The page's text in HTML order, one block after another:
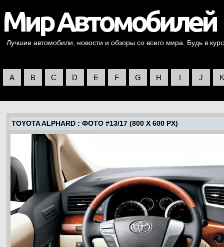
Лучшие автомобили, новости и обзоры со всего мира. Будь в
A B C D E F G H I J K
TOYOTA ALPHARD : ФОТО #13/17 (800 X 600 PX)